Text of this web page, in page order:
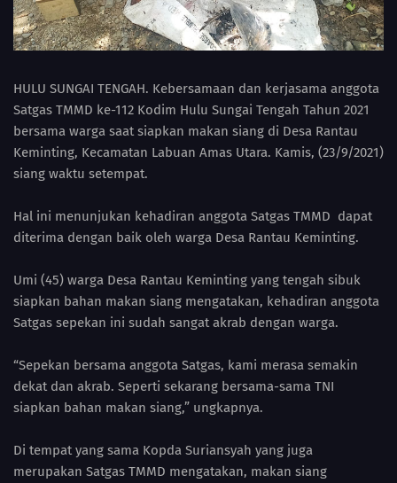
HULU SUNGAI TENGAH. Kebersamaan dan kerjasama anggota
Satgas TMMD ke-112 Kodim Hulu Sungai Tengah Tahun 2021
bersama warga saat siapkan makan siang di Desa Rantau
Keminting, Kecamatan Labuan Amas Utara. Kamis, (23/9/2021)
siang waktu setempat.
Hal ini menunjukan kehadiran anggota Satgas TMMD dapat
diterima dengan baik oleh warga Desa Rantau Keminting.
Umi (45) warga Desa Rantau Keminting yang tengah sibuk
siapkan bahan makan siang mengatakan, kehadiran anggota
Satgas sepekan ini sudah sangat akrab dengan warga.
“Sepekan bersama anggota Satgas, kami merasa semakin
dekat dan akrab. Seperti sekarang bersama-sama TNI
siapkan bahan makan siang,” ungkapnya.
Di tempat yang sama Kopda Suriansyah yang juga
merupakan Satgas TMMD mengatakan, makan siang